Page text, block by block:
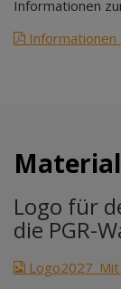
Informationen
Logo für
die PGR-